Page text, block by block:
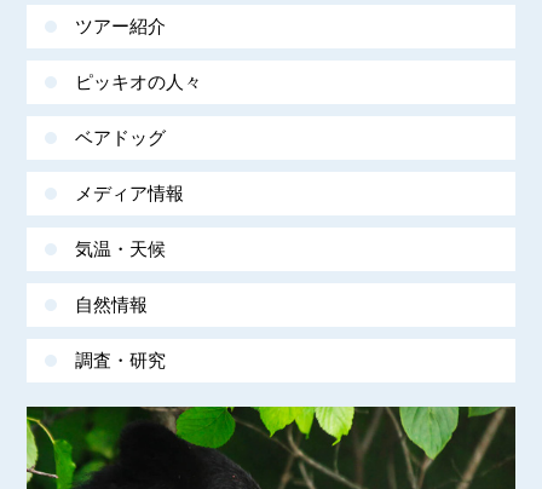
ツアー紹介
ピッキオの人々
ベアドッグ
メディア情報
気温・天候
自然情報
調査・研究